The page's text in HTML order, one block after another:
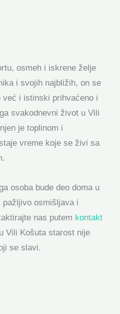
osmeh i iskrene želje
i svojih najbližih, on se
već i istinski prihvaćeno i
svakodnevni život u Vili
je toplinom i
vreme koje se živi sa
osoba bude deo doma u
osmišljava i
nas putem kontakt
Vili Košuta starost nije
se slavi.